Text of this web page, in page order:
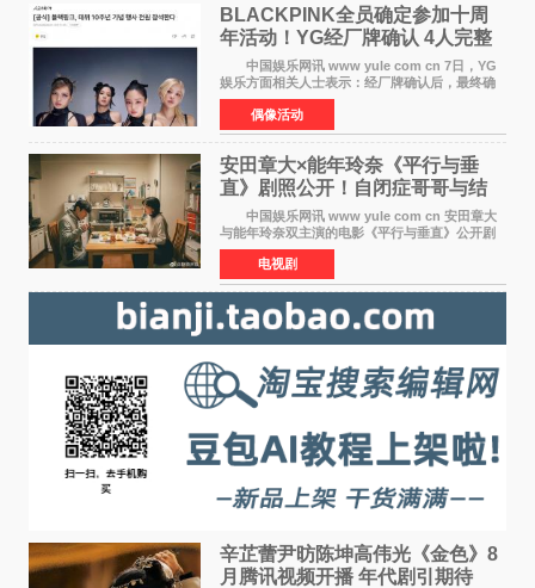
BLACKPINK全员确定参加十周
年活动！YG经厂牌确认 4人完整
体合体成行
中国娱乐网讯 www yule com cn 7日，YG
娱乐方面相关人士表示：经厂牌确认后，最终确
定4名成员均将出席。YG方面最终确认了智秀、
JENNIE、ROS&Eacute;、LISA四位
BLACKPINK成员全员出席，使组
偶像活动
安田章大×能年玲奈《平行与垂
直》剧照公开！自闭症哥哥与结
婚前夕妹妹直面未来
中国娱乐网讯 www yule com cn 安田章大
与能年玲奈双主演的电影《平行与垂直》公开剧
照，该片将于8月28日上映。 本片围绕患有自
闭症谱系障碍的哥哥大贵（安田章大 饰）与即将
结婚的妹妹
电视剧
辛芷蕾尹昉陈坤高伟光《金色》8
月腾讯视频开播 年代剧引期待